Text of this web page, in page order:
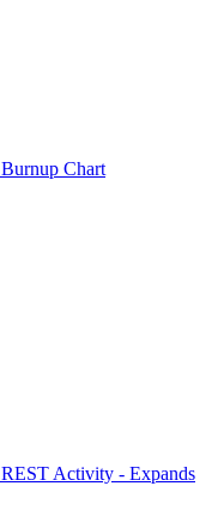
Burnup Chart
REST Activity - Expands